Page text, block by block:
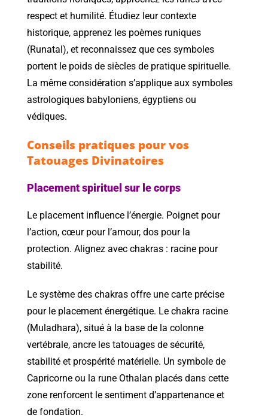
respect et humilité. Étudiez leur contexte
historique, apprenez les poèmes runiques
(Runatal), et reconnaissez que ces symboles
portent le poids de siècles de pratique spirituelle.
La même considération s’applique aux symboles
astrologiques babyloniens, égyptiens ou
védiques.
Conseils pratiques pour vos
Tatouages Divinatoires
Placement spirituel sur le corps
Le placement influence l’énergie. Poignet pour
l’action, cœur pour l’amour, dos pour la
protection. Alignez avec chakras : racine pour
stabilité.
Le système des chakras offre une carte précise
pour le placement énergétique. Le chakra racine
(Muladhara), situé à la base de la colonne
vertébrale, ancre les tatouages de sécurité,
stabilité et prospérité matérielle. Un symbole de
Capricorne ou la rune Othalan placés dans cette
zone renforcent le sentiment d’appartenance et
de fondation.